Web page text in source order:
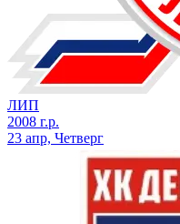
ЛИП
2008 г.р.
23 апр, Четверг